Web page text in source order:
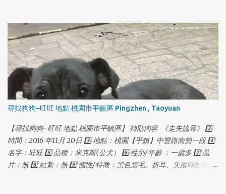
1
尋找狗狗~旺旺 地點 桃園市平鎮區 Pingzhen , Taoyuan
【尋找狗狗~旺旺 地點 桃園市平鎮區】 轉貼內容 《走失協尋》 2️⃣
時間：2016 年11月 20日 3️⃣ 地點：桃園【平鎮】中豐路南勢一段 4️⃣
名字：旺旺 5️⃣ 品種：米克斯(公犬） 6️⃣ 性別/年齡 ：一歲多 7️⃣ 晶
片：無 8️⃣ 結紮：無 9️⃣ 個性/特徵：黑色短毛。折耳。失蹤時配戴紅